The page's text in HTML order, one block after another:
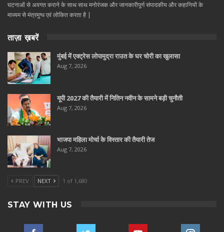
घटनाओं से अवगत कराने के साथ साथ मनोरंजक और जानकारीपूर्ण संपादकीय और कहानियों के
माध्यम से मंत्रमुग्ध एवं लोकित करता है |
ताज़ा ख़बरें
मुंबई में एक्ट्रेस लोपामुद्रा राउत के घर चोरी का खुलासा
Aug 7, 2026
यूपी 2027 की तैयारी में नितिन नवीन के सामने बड़ी चुनौती
Aug 7, 2026
भाजपा महिला मोर्चा के विस्तार की तैयारी तेज
Aug 7, 2026
PREV NEXT 1 of 1,680
STAY WITH US